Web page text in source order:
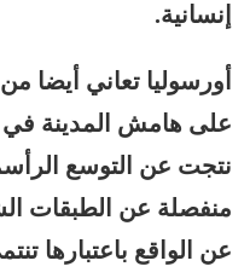
إنسانية.
أورسوليا تعاني أيضا
على هامش المدينة في
نتجت عن التوسع
منفصلة عن الطبقات
عن الواقع باعتبارها